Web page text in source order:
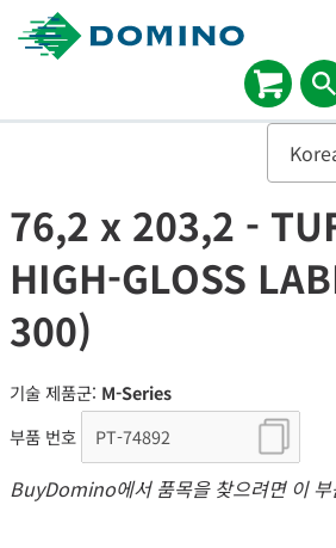
76,2 x 203,2 -
HIGH-GLOSS
300)
기술 제품군: M-Series
부품 번호
BuyDomino에서 품목을 찾으려면 이 부